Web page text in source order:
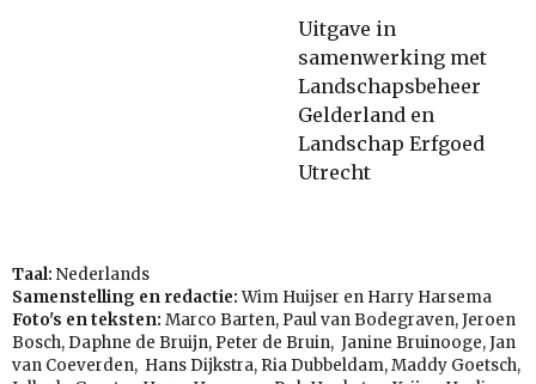
Uitgave in
samenwerking met
Landschapsbeheer
Gelderland en
Landschap Erfgoed
Utrecht
Taal: Nederlands
Samenstelling en redactie:Wim Huijser en Harry Harsema
Foto's en teksten: Marco Barten, Paul van Bodegraven, Jeroen
Bosch, Daphne de Bruijn, Peter de Bruin, Janine Bruinooge, Jan
van Coeverden, Hans Dijkstra, Ria Dubbeldam, Maddy Goetsch,